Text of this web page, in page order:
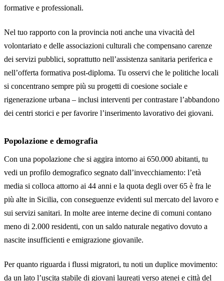
formative e professionali.
Nel tuo rapporto con la provincia noti anche una vivacità del
volontariato e delle associazioni culturali che compensano carenze
dei servizi pubblici, soprattutto nell’assistenza sanitaria periferica e
nell’offerta formativa post-diploma. Tu osservi che le politiche locali
si concentrano sempre più su progetti di coesione sociale e
rigenerazione urbana – inclusi interventi per contrastare l’abbandono
dei centri storici e per favorire l’inserimento lavorativo dei giovani.
Popolazione e demografia
Con una popolazione che si aggira intorno ai 650.000 abitanti, tu
vedi un profilo demografico segnato dall’invecchiamento: l’età
media si colloca attorno ai 44 anni e la quota degli over 65 è fra le
più alte in Sicilia, con conseguenze evidenti sul mercato del lavoro e
sui servizi sanitari. In molte aree interne decine di comuni contano
meno di 2.000 residenti, con un saldo naturale negativo dovuto a
nascite insufficienti e emigrazione giovanile.
Per quanto riguarda i flussi migratori, tu noti un duplice movimento:
da un lato l’uscita stabile di giovani laureati verso atenei e città del